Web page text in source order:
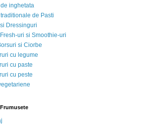
de inghetata
de Pasti
Dressinguri
uri si Smoothie-uri
si Ciorbe
cu legume
cu paste
cu peste